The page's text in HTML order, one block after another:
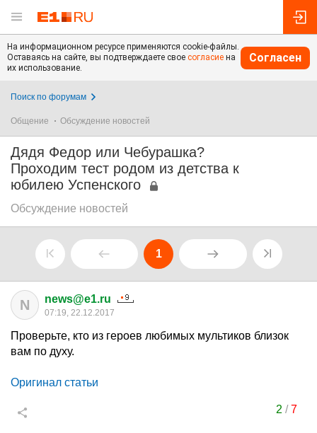
На информационном ресурсе применяются cookie-файлы.
Оставаясь на сайте, вы подтверждаете свое согласие на
их использование.
Согласен
Поиск по форумам
Общение Обсуждение новостей
Дядя Федор или Чебурашка?
Проходим тест родом из детства к
юбилею Успенского
Обсуждение новостей
1
N news@e1.ru
07:19, 22.12.2017
Проверьте, кто из героев любимых мультиков близок
вам по духу.
Оригинал статьи
2 /7